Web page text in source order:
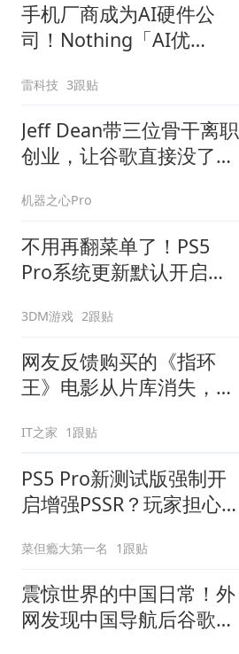
手机厂商成为AI硬件公
司！Nothing「AI优
雷科技 3跟贴
Jeff Dean带三位骨干离职
创业，让谷歌直接没了
机器之心Pro
不用再翻菜单了！PS5
Pro系统更新默认开启
3DM游戏 2跟贴
网友反馈购买的《指环
王》电影从片库消失，谷
IT之家 1跟贴
PS5 Pro新测试版强制开
启增强PSSR？玩家担心画
菜但瘾大第一名 1跟贴
震惊世界的中国日常！外
网发现中国导航后谷歌瞬